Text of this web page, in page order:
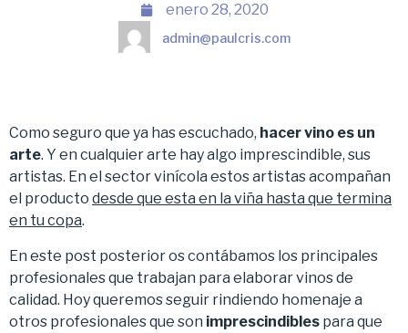
enero 28, 2020
admin@paulcris.com
Como seguro que ya has escuchado, hacer vino es un
arte. Y en cualquier arte hay algo imprescindible, sus
artistas. En el sector vinícola estos artistas acompañan
el producto desde que esta en la viña hasta que termina
en tu copa.
En este post posterior os contábamos los principales
profesionales que trabajan para elaborar vinos de
calidad. Hoy queremos seguir rindiendo homenaje a
otros profesionales que son imprescindibles para que